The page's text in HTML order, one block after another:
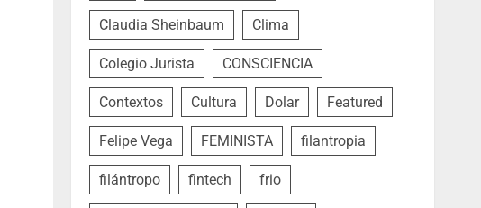
Claudia Sheinbaum Clima
Colegio Jurista CONSCIENCIA
Contextos Cultura Dolar Featured
Felipe Vega FEMINISTA filantropia
filántropo fintech frio